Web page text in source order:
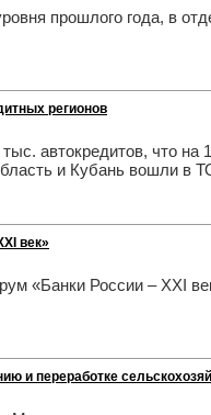
прошлого года, в
регионов
автокредитов, что на
и Кубань вошли в
век»
«Банки России – XXI
и переработке